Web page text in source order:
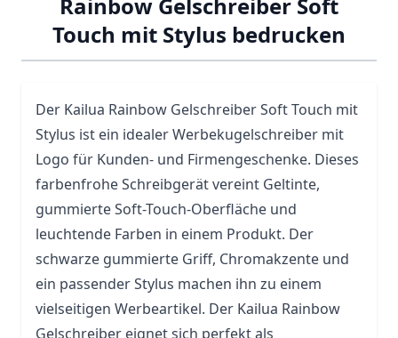
Touch mit Stylus bedrucken
Der Kailua Rainbow Gelschreiber Soft Touch mit
Stylus ist ein idealerWerbekugelschreiber mit
Logo für Kunden- und Firmengeschenke. Dieses
farbenfrohe Schreibgerät vereint Geltinte,
gummierte Soft-Touch-Oberfläche und
leuchtende Farben in einem Produkt. Der
schwarze gummierte Griff, Chromakzente und
ein passender Stylus machen ihn zu einem
vielseitigen Werbeartikel. Der Kailua Rainbow
Gelschreiber eignet sich perfekt als